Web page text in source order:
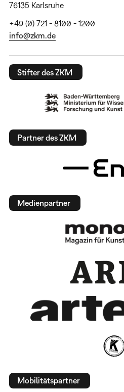
76135 Karlsruhe
+49 (0) 721 - 8100 - 1200
info@zkm.de
Stifter des ZKM
Partner des ZKM
Medienpartner
Mobilitätspartner